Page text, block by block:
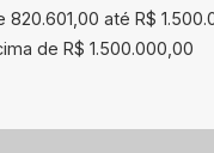
820.601,00 até R$
de R$ 1.500.000,00